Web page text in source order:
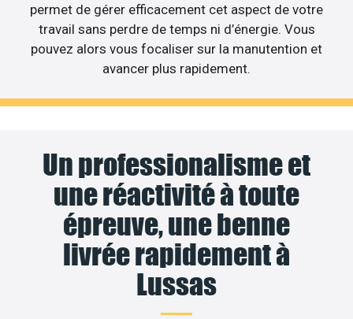
permet de gérer efficacement cet aspect de votre
travail sans perdre de temps ni d’énergie. Vous
pouvez alors vous focaliser sur la manutention et
avancer plus rapidement.
Un professionalisme et
une réactivité à toute
épreuve, une benne
livrée rapidement à
Lussas